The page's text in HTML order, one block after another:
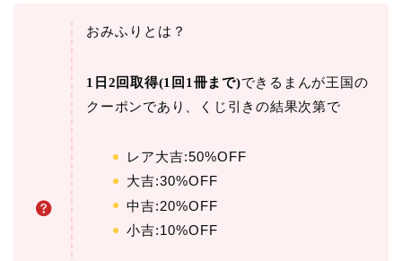
おみふりとは？
1日2回取得(1回1冊まで)できるまんが王国の
クーポンであり、くじ引きの結果次第で
レア大吉:50%OFF
大吉:30%OFF
中吉:20%OFF
小吉:10%OFF